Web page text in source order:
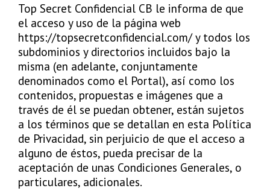
Top Secret Confidencial CB le informa de que
el acceso y uso de la página web
https://topsecretconfidencial.com/ y todos los
subdominios y directorios incluidos bajo la
misma (en adelante, conjuntamente
denominados como el Portal), así como los
contenidos, propuestas e imágenes que a
través de él se puedan obtener, están sujetos
a los términos que se detallan en esta Política
de Privacidad, sin perjuicio de que el acceso a
alguno de éstos, pueda precisar de la
aceptación de unas Condiciones Generales, o
particulares, adicionales.